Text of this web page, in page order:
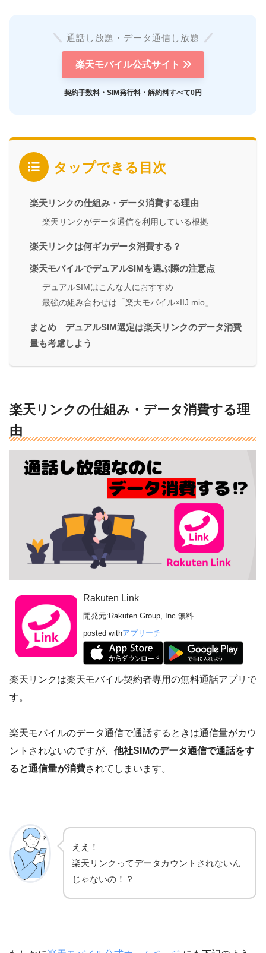
通話し放題・データ通信し放題
楽天モバイル公式サイト
契約手数料・SIM発行料・解約料すべて0円
タップできる目次
楽天リンクの仕組み・データ消費する理由
楽天リンクがデータ通信を利用している根拠
楽天リンクは何ギカデータ消費する？
楽天モバイルでデュアルSIMを選ぶ際の注意点
デュアルSIMはこんな人におすすめ
最強の組み合わせは「楽天モバイル×IIJ mio」
まとめ デュアルSIM選定は楽天リンクのデータ消費
量も考慮しよう
楽天リンクの仕組み・データ消費する理
由
Rakuten Link
開発元: Rakuten Group, Inc. 無料
posted withアプリーチ
楽天リンクは楽天モバイル契約者専用の無料通話アプリで
す。
楽天モバイルのデータ通信で通話するときは通信量がカウ
ントされないのですが、 他社SIMのデータ通信で通話をす
ると通信量が消費されてしまいます。
ええ！
楽天リンクってデータカウントされないん
じゃないの！？